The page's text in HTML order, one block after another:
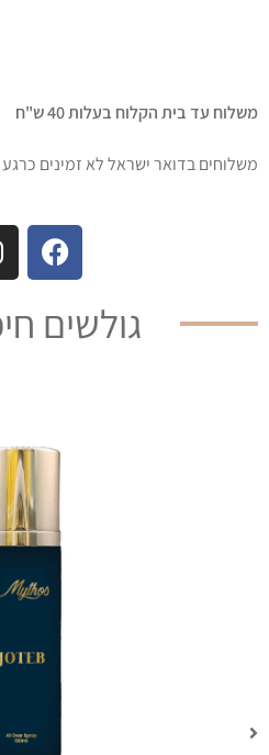
משלוח עד בית הקלוח בעלות 40 ש"ח
משלוחים בדואר ישראל לא זמינים
גולשים